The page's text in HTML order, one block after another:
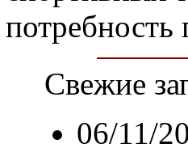
потребность
Свежие
06/11/